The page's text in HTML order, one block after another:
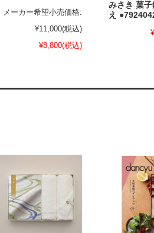
メーカー希望小売価格:
¥11,000(税込)
¥8,800(税込)
みさき 菓
え